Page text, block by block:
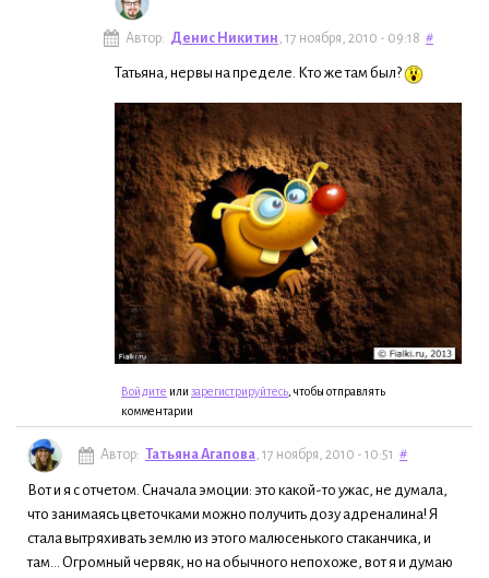
Автор: Денис Никитин , 17 ноября, 2010 - 09:18 #
Татьяна, нервы на пределе. Кто же там был?
Войдите или зарегистрируйтесь , чтобы отправлять
комментарии
Автор: Татьяна Агапова, 17 ноября, 2010 - 10:51 #
Вот и я с отчетом. Сначала эмоции: это какой-то ужас, не думала,
что занимаясь цветочками можно получить дозу адреналина! Я
стала вытряхивать землю из этого малюсенького стаканчика, и
там... Огромный червяк, но на обычного непохоже, вот я и думаю